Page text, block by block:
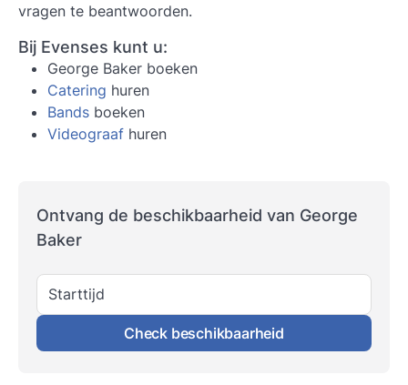
vragen te beantwoorden.
Bij Evenses kunt u:
George Baker boeken
Catering huren
Bands boeken
Videograaf huren
Ontvang de beschikbaarheid van George
Baker
Starttijd
Check beschikbaarheid